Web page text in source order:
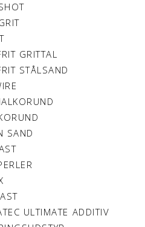
GRITTAL
STÅLSAND
SAND
ULTIMATE ADDITIV